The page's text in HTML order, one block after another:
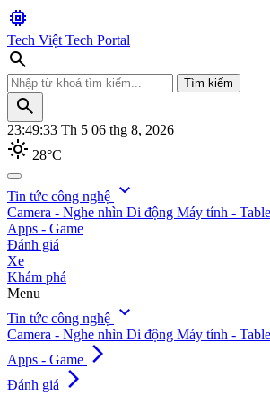
memory
Tech Việt Tech Portal
search
Tìm kiếm
search
23:49:34 Th 5 06 thg 8, 2026
light_mode 28°C
search
Tìm kiếm
Tin tức công nghệ expand_more
Camera - Nghe nhìn Di động Máy tính -
Apps - Game
Đánh giá
Xe
Khám phá
Menu
Tin tức công nghệ expand_more
Camera - Nghe nhìn Di động Máy tính -
Apps - Game arrow_forward_ios
Đánh giá arrow_forward_ios